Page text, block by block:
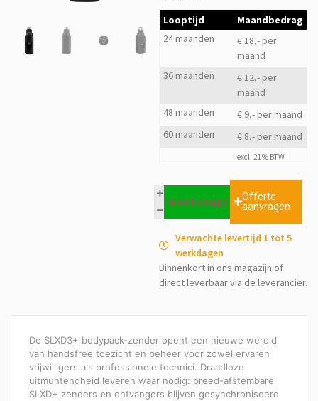
Looptijd
Maandbedrag
24 maanden
€ 18,- per
maand
36 maanden
€ 12,- per
maand
48 maanden
€ 9,- per maand
60 maanden
€ 8,- per maand
excl. 21% BTW
In winkelwagen
Offerte
aanvragen
Verwachte levertijd 1 tot 5
werkdagen
Binnenkort in ons magazijn of
direct leverbaar via de leverancier.
De SLXD3+ bodypack-zender opent een nieuwe wereld
van handsfree toezicht en beheer voor zowel ervaren
vrijwilligers als professionele technici. Draadloze
uitmuntendheid leveren waar nodig: breed-afstembare
SLXD+ zenders en ontvangers blijven gesynchroniseerd